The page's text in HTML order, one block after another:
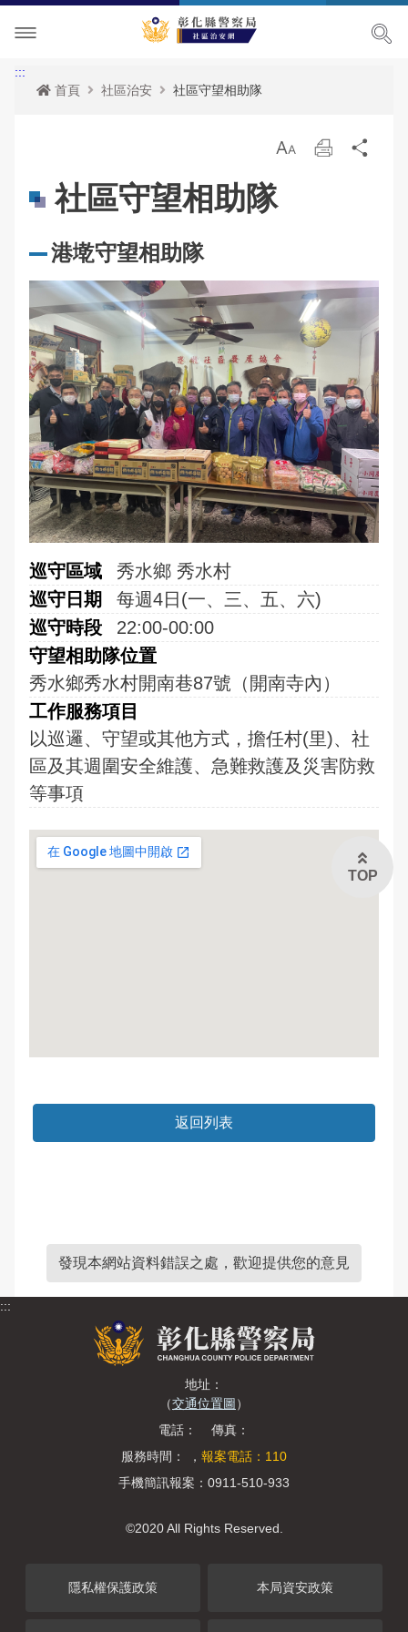
社區治安簡介
治安社區導覽
竹塘鄉竹塘社區
社頭鄉張厝社區
鹿港鎮南勢社區
溪湖鎮汴頭社區
埔鹽鄉廍子社區
永靖鄉五汴社區
永靖鄉五福社區
田中鎮西路社區
社頭鄉埤斗社區
員林市大埔社區
秀水鄉馬興社區
二林鎮華崙社區
二林鎮萬興社區
和美鎮面前社區
活動訊息
政令宣導
社區經驗分享
下載專區
電子報
網站導覽
雙語詞彙
常見問答
English
:::
首頁
社區治安 社區守望相助隊
放
大
列
社區守望相助隊
港墘守望相助隊
巡守區域
秀水鄉 秀水村
巡守日期
每週4日(一、三、五、六)
巡守時段
22:00-00:00
守望相助隊位置
秀水鄉秀水村開南巷87號（開南寺內）
工作服務項目
以巡邏、守望或其他方式，擔任村(里)、社
區及其週圍安全維護、急難救護及災害防救
等事項
返回列表
發現本網站資料錯誤之處，歡迎提供您的意見
:::
地址：
（交通位置圖 ）
電話： 傳真：
服務時間： ， 報案電話：110
手機簡訊報案：0911-510-933
©2020 All Rights Reserved.
隱私權保護政策 本局資安政策
TOP